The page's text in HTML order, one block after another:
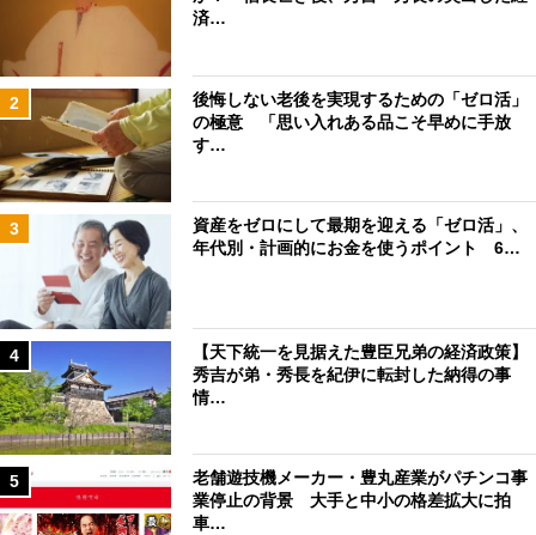
済…
2
後悔しない老後を実現するための「ゼロ活」
の極意 「思い入れある品こそ早めに手放
す…
3
資産をゼロにして最期を迎える「ゼロ活」、
年代別・計画的にお金を使うポイント 6…
4
【天下統一を見据えた豊臣兄弟の経済政策】
秀吉が弟・秀長を紀伊に転封した納得の事
情…
5
老舗遊技機メーカー・豊丸産業がパチンコ事
業停止の背景 大手と中小の格差拡大に拍
車…